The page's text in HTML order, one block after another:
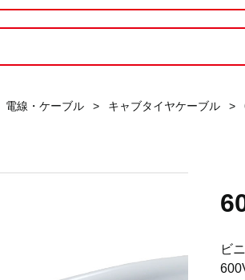
電線・ケーブル > キャブタイヤケーブル >
ビ